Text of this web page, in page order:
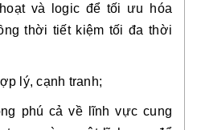
và logic để tối ưu hóa
thời tiết kiệm tối đa thời
lý, cạnh tranh;
phú cả về lĩnh vực cung